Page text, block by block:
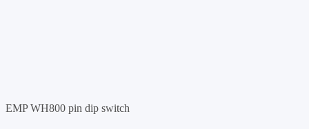
EMP WH800 pin dip switch